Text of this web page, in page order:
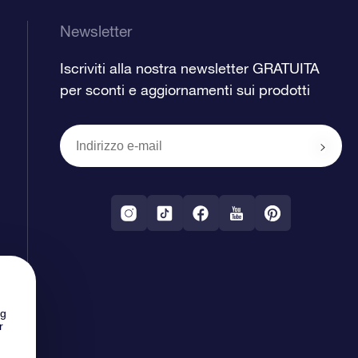
Newsletter
Iscriviti alla nostra newsletter GRATUITA
per sconti e aggiornamenti sui prodotti